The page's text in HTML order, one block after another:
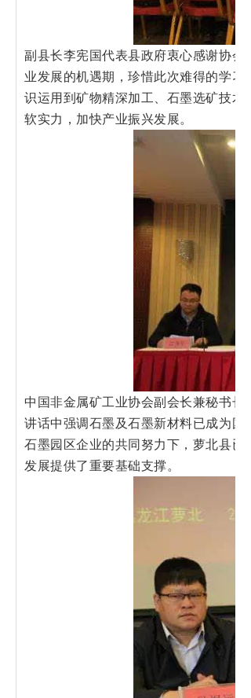
副县长李宪国代表县政府衷心感谢协
业发展的机遇期，珍惜此次难得的学
识运用到矿物精深加工、石墨选矿技
软实力，加快产业振兴发展。
中国非金属矿工业协会副会长兼秘书
讲话中强调石墨及石墨新材料已成为
石墨园区企业的共同努力下，萝北县
发展提供了重要基础支撑。